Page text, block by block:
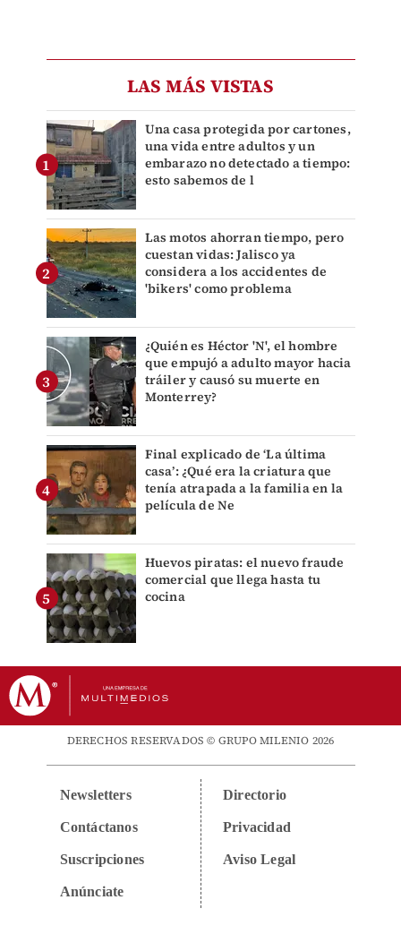
LAS MÁS VISTAS
Una casa protegida por cartones,
una vida entre adultos y un
embarazo no detectado a tiempo:
esto sabemos de l
Las motos ahorran tiempo, pero
cuestan vidas: Jalisco ya
considera a los accidentes de
'bikers' como problema
¿Quién es Héctor 'N', el hombre
que empujó a adulto mayor hacia
tráiler y causó su muerte en
Monterrey?
Final explicado de ‘La última
casa’: ¿Qué era la criatura que
tenía atrapada a la familia en la
película de Ne
Huevos piratas: el nuevo fraude
comercial que llega hasta tu
cocina
DERECHOS RESERVADOS © GRUPO MILENIO 2026
Newsletters
Contáctanos
Suscripciones
Anúnciate
Directorio
Privacidad
Aviso Legal